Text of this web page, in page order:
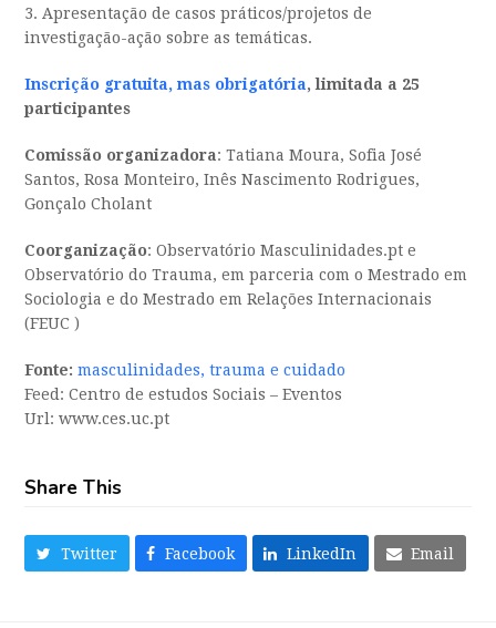
3. Apresentação de casos práticos/projetos de
investigação-ação sobre as temáticas.
Inscrição gratuita, mas obrigatória, limitada a 25
participantes
Comissão organizadora: Tatiana Moura, Sofia José
Santos, Rosa Monteiro, Inês Nascimento Rodrigues,
Gonçalo Cholant
Coorganização: Observatório Masculinidades.pt e
Observatório do Trauma, em parceria com o Mestrado em
Sociologia e do Mestrado em Relações Internacionais
(FEUC )
Fonte: masculinidades, trauma e cuidado
Feed: Centro de estudos Sociais – Eventos
Url: www.ces.uc.pt
Share This
Twitter Facebook LinkedIn Email